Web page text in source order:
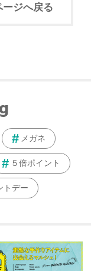
ジへ戻る
メガネ
５倍ポイント
トデー